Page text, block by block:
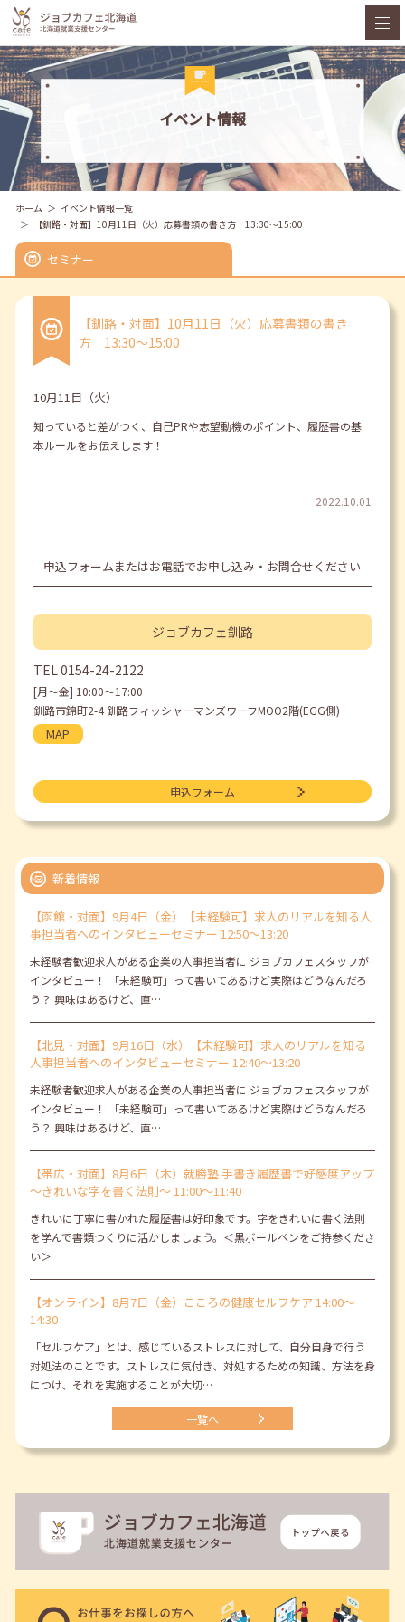
イベント情報
ホーム
イベント情報一覧
【釧路・対面】10月11日（火）応募書類の書き方 13:30～15:00
セミナー
【釧路・対面】10月11日（火）応募書類の書き
方 13:30～15:00
10月11日（火）
知っていると差がつく、自己PRや志望動機のポイント、履歴書の基
本ルールをお伝えします！
2022.10.01
申込フォームまたはお電話でお申し込み・お問合せください
ジョブカフェ釧路
TEL0154-24-2122
[月〜金] 10:00〜17:00
釧路市錦町2-4 釧路フィッシャーマンズワーフMOO2階(EGG側)
MAP
申込フォーム
新着情報
【函館・対面】9月4日（金）【未経験可】求人のリアルを知る人
事担当者へのインタビューセミナー 12:50～13:20
未経験者歓迎求人がある企業の人事担当者に ジョブカフェスタッフが
インタビュー！ 「未経験可」って書いてあるけど実際はどうなんだろ
う？ 興味はあるけど、直…
【北見・対面】9月16日（水）【未経験可】求人のリアルを知る
人事担当者へのインタビューセミナー 12:40～13:20
未経験者歓迎求人がある企業の人事担当者に ジョブカフェスタッフが
インタビュー！ 「未経験可」って書いてあるけど実際はどうなんだろ
う？ 興味はあるけど、直…
【帯広・対面】8月6日（木）就勝塾 手書き履歴書で好感度アップ
～きれいな字を書く法則～ 11:00～11:40
きれいに丁寧に書かれた履歴書は好印象です。字をきれいに書く法則
を学んで書類つくりに活かしましょう。＜黒ボールペンをご持参くださ
い＞
【オンライン】8月7日（金）こころの健康セルフケア 14:00～
14:30
「セルフケア」とは、感じているストレスに対して、自分自身で行う
対処法のことです。ストレスに気付き、対処するための知識、方法を身
につけ、それを実施することが大切…
一覧へ